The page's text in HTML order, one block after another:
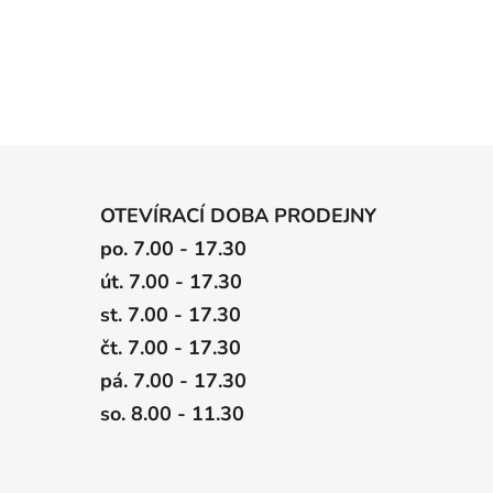
OTEVÍRACÍ DOBA PRODEJNY
po. 7.00 - 17.30
út. 7.00 - 17.30
st. 7.00 - 17.30
čt. 7.00 - 17.30
pá. 7.00 - 17.30
so. 8.00 - 11.30